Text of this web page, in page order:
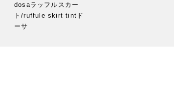
dosaラッフルスカー
ト/ruffule skirt tintド
ーサ